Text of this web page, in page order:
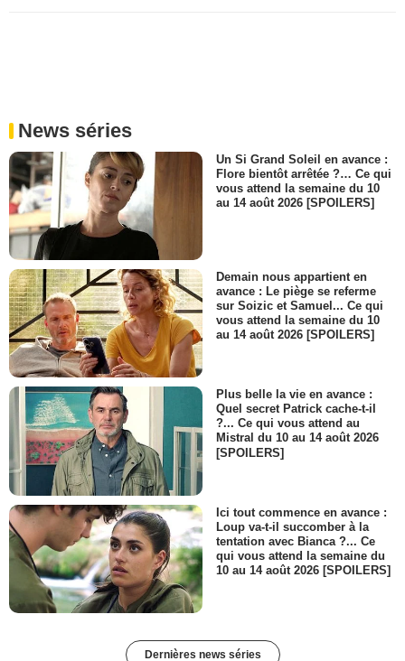
News séries
Un Si Grand Soleil en avance :
Flore bientôt arrêtée ?… Ce qui
vous attend la semaine du 10
au 14 août 2026 [SPOILERS]
Demain nous appartient en
avance : Le piège se referme
sur Soizic et Samuel... Ce qui
vous attend la semaine du 10
au 14 août 2026 [SPOILERS]
Plus belle la vie en avance :
Quel secret Patrick cache-t-il
?... Ce qui vous attend au
Mistral du 10 au 14 août 2026
[SPOILERS]
Ici tout commence en avance :
Loup va-t-il succomber à la
tentation avec Bianca ?... Ce
qui vous attend la semaine du
10 au 14 août 2026 [SPOILERS]
Dernières news séries